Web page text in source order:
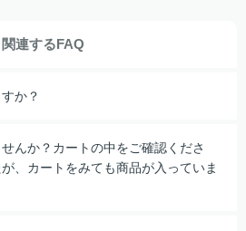
関連するFAQ
か？
んか？カートの中をご確認くださ
、カートをみても商品が入っていま